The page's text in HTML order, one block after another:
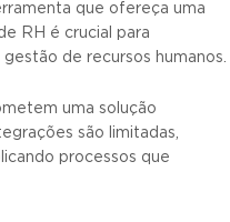
que ofereça uma
RH é crucial para
de recursos humanos.
uma solução
são limitadas,
processos que